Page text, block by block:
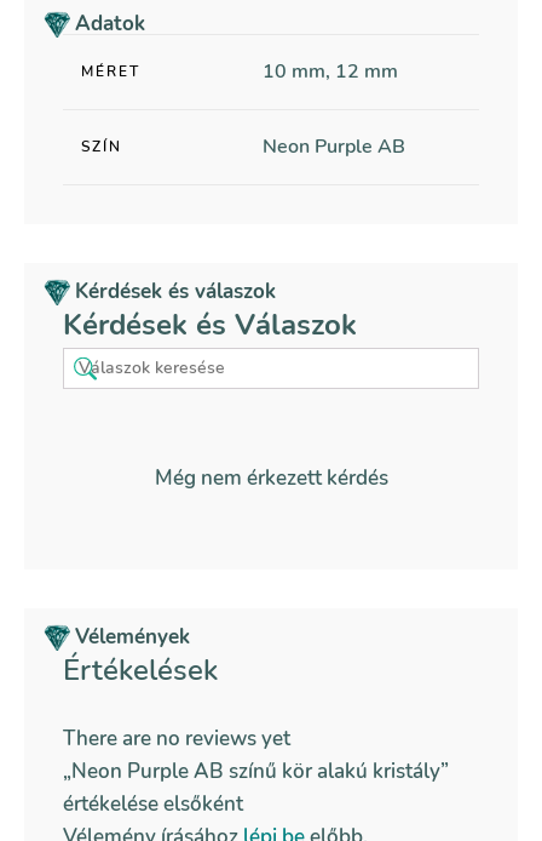
Adatok
MÉRET 10 mm, 12 mm
SZÍN Neon Purple AB
Kérdések és válaszok
Kérdések és Válaszok
Még nem érkezett kérdés
Vélemények
Értékelések
There are no reviews yet
„Neon Purple AB színű kör alakú kristály”
értékelése elsőként